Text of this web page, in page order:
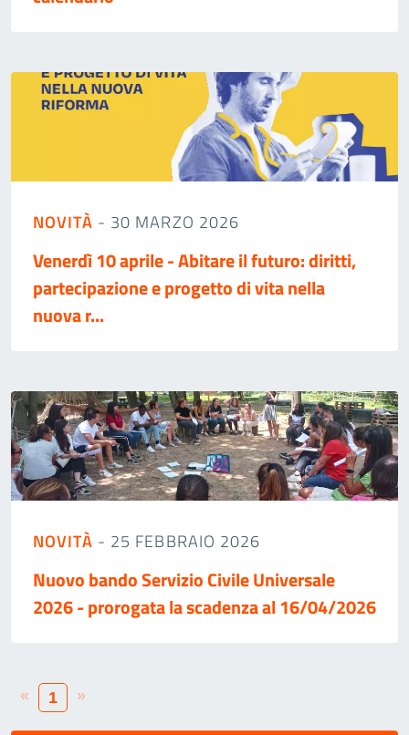
NOVITÀ - 30 MARZO 2026
Venerdì 10 aprile - Abitare il futuro: diritti,
partecipazione e progetto di vita nella
nuova r...
NOVITÀ - 25 FEBBRAIO 2026
Nuovo bando Servizio Civile Universale
2026 - prorogata la scadenza al 16/04/2026
« 1 »